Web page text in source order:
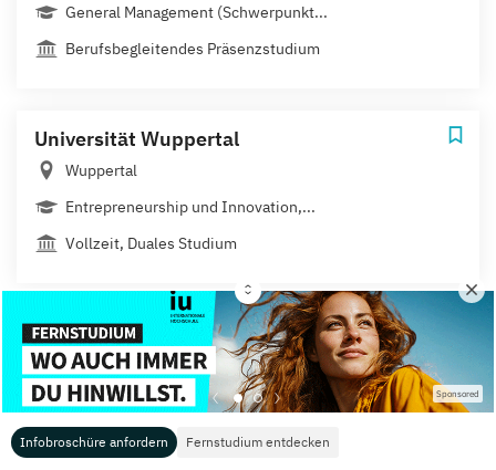
Infobroschüre anfordern Fernstudium entdecken
Sponsored
General Management (Schwerpunkt...
Berufsbegleitendes Präsenzstudium
Universität Wuppertal
Wuppertal
Entrepreneurship und Innovation,...
Vollzeit, Duales Studium
Für Studierende
Übersicht Studienportale
Für Hochschulen
Mediadaten